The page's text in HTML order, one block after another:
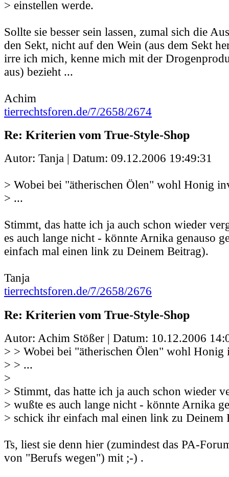
> einstellen werde.
Sollte sie besser sein lassen, zumal sich die
den Sekt, nicht auf den Wein (aus dem Sekt
irre ich mich, kenne mich mit der
aus) bezieht ...
Achim
tierrechtsforen.de/7/2658/2674
Re: Kriterien vom True-Style-Shop
Autor: Tanja | Datum: 09.12.2006 19:49:31
> Wobei bei "ätherischen Ölen" wohl Honig
> ...
Stimmt, das hatte ich ja auch schon wieder
es auch lange nicht - könnte Arnika genauso
einfach mal einen link zu Deinem Beitrag).
Tanja
tierrechtsforen.de/7/2658/2676
Re: Kriterien vom True-Style-Shop
Autor: Achim Stößer | Datum: 10.12.2006
> > Wobei bei "ätherischen Ölen" wohl
> > ...
>
> Stimmt, das hatte ich ja auch schon wieder
> wußte es auch lange nicht - könnte Arnika
> schick ihr einfach mal einen link zu Deinem
Ts, liest sie denn hier (zumindest das PA-
von "Berufs wegen") mit ;-) .